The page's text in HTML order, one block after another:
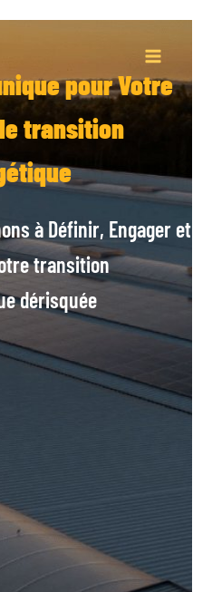
pour Votre
transition
à Définir, Engager et
transition
dérisquée